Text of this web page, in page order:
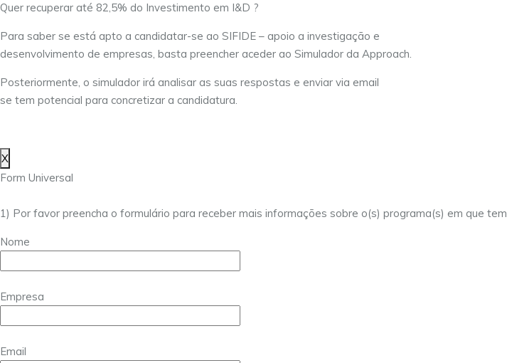
Quer recuperar até 82,5% do Investimento em I&D ?
Para saber se está apto a candidatar-se ao SIFIDE – apoio a investigação e
desenvolvimento de empresas, basta preencher aceder ao Simulador da Approach.
Posteriormente, o simulador irá analisar as suas respostas e enviar via email
se tem potencial para concretizar a candidatura.
X
Form Universal
1) Por favor preencha o formulário para receber mais informações sobre o(s) programa(s) em que
Nome
Empresa
Email